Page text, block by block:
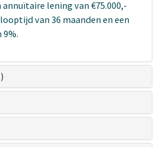
lening van €75.000,-
van 36 maanden en een
9%.